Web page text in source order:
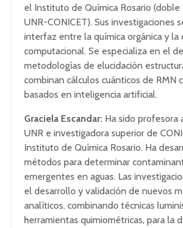
el Instituto de Química Rosario
UNR-CONICET). Sus investigaciones
interfaz entre la química orgánica y la
computacional. Se especializa en el
metodologías de elucidación
combinan cálculos cuánticos de RMN
basados en inteligencia artificial.
Graciela Escandar: Ha sido profesora
UNR e investigadora superior de
Instituto de Química Rosario. Ha
métodos para determinar
emergentes en aguas. Las
el desarrollo y validación de nuevos
analíticos, combinando técnicas
herramientas quimiométricas, para la